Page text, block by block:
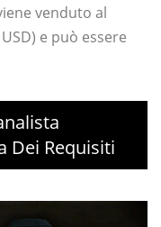
venduto al
e può essere
Dei Requisiti